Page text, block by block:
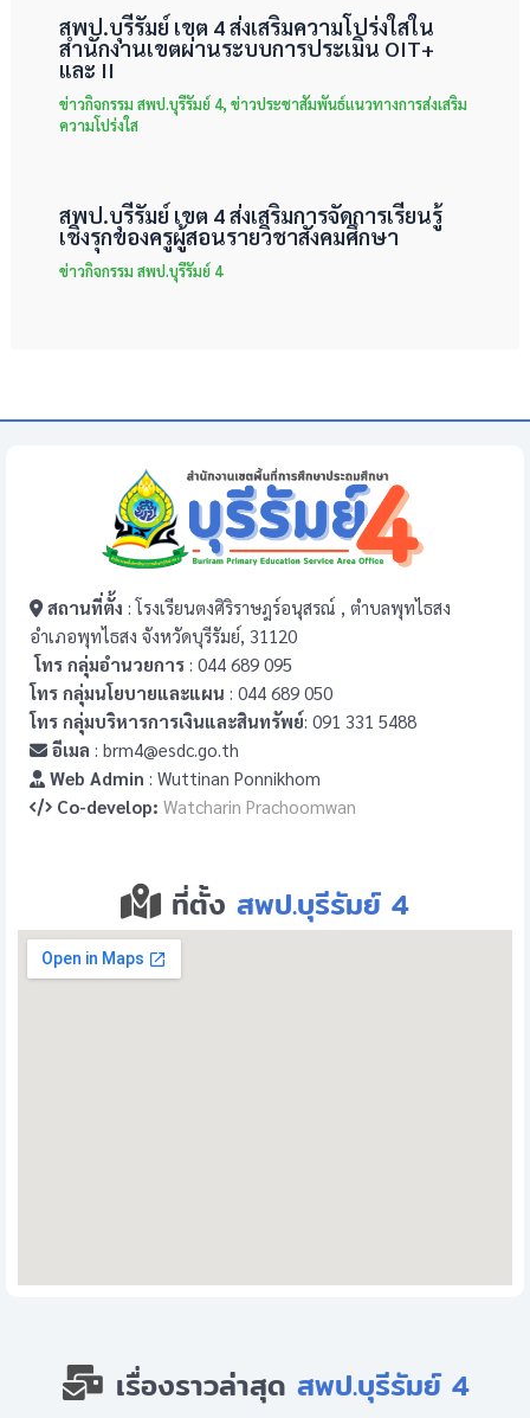
สพป.บุรีรัมย์ เขต 4 ส่งเสริมความโปร่งใสใน
สำนักงานเขตผ่านระบบการประเมิน OIT+
และ II
ข่าวกิจกรรม สพป.บุรีรัมย์ 4, ข่าวประชาสัมพันธ์แนวทางการส่งเสริม
ความโปร่งใส
สพป.บุรีรัมย์ เขต 4 ส่งเสริมการจัดการเรียนรู้
เชิงรุกของครูผู้สอนรายวิชาสังคมศึกษา
ข่าวกิจกรรม สพป.บุรีรัมย์ 4
สถานที่ตั้ง : โรงเรียนตงศิริราษฎร์อนุสรณ์ , ตำบลพุทไธสง
อำเภอพุทไธสง จังหวัดบุรีรัมย์, 31120
โทร กลุ่มอำนวยการ : 044 689 095
โทร กลุ่มนโยบายและแผน : 044 689 050
โทร กลุ่มบริหารการเงินและสินทรัพย์: 091 331 5488
อีเมล : brm4@esdc.go.th
Web Admin : Wuttinan Ponnikhom
Co-develop: Watcharin Prachoomwan
ที่ตั้ง สพป.บุรีรัมย์ 4
เรื่องราวล่าสุด สพป.บุรีรัมย์ 4